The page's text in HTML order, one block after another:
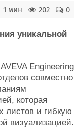
0
202
1 мин
уникальной
Engineering
совместно
которая
листов и гибкую
визуализацией.